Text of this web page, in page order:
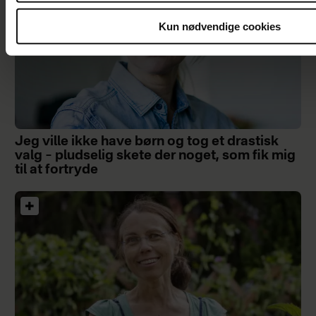
Kun nødvendige cookies
Jeg ville ikke have børn og tog et drastisk
valg – pludselig skete der noget, som fik mig
til at fortryde